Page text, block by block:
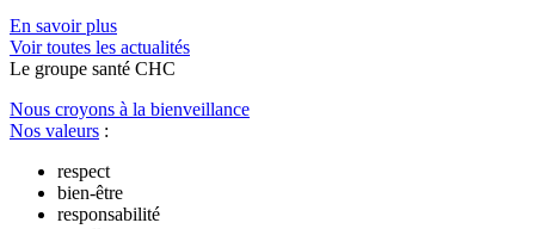
En savoir plus
Voir toutes les actualités
Le groupe santé CHC
Nous croyons à la bienveillance
Nos valeurs :
respect
bien-être
responsabilité